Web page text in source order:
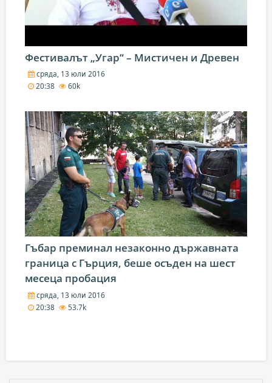
Фестивалът „Угар“ – Мистичен и Древен
сряда, 13 юли 2016
20:38
60k
Гъбар преминал незаконно държавната
граница с Гърция, беше осъден на шест
месеца пробация
сряда, 13 юли 2016
20:38
53.7k